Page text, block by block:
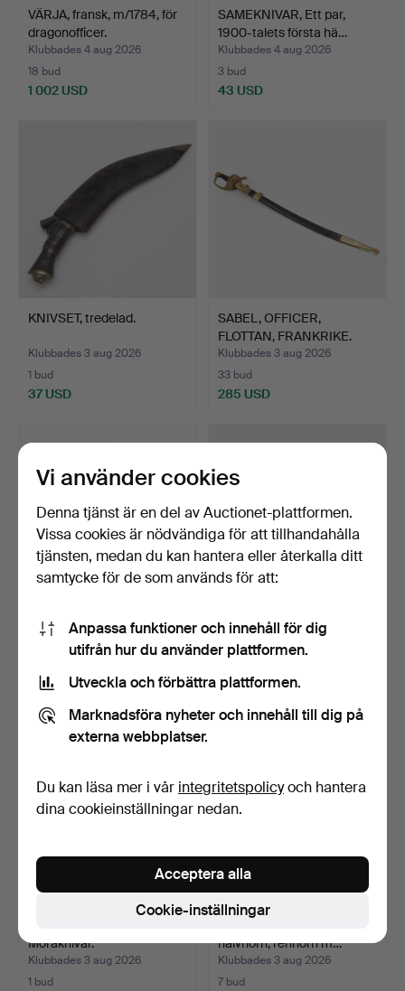
VÄRJA, fransk, m/1784, för
dragonofficer.
Klubbades 4 aug 2026
18 bud
1 002 USD
SAMEKNIVAR, Ett par,
1900-talets första hä…
Klubbades 4 aug 2026
3 bud
43 USD
KNIVSET, tredelad.
Klubbades 3 aug 2026
1 bud
37 USD
SABEL, OFFICER,
FLOTTAN, FRANKRIKE.
Klubbades 3 aug 2026
33 bud
285 USD
DOLK, Saudiarabien, med
silverbeslag.
Klubbades 3 aug 2026
28 bud
JOHAN SVENGREN,
SVENSK FASKINKNIV,
m/1848,…
Klubbades 3 aug 2026
17 bud
Moraknivar.
Klubbades 3 aug 2026
1 bud
halvhorn, renhorn m…
Klubbades 3 aug 2026
7 bud
Vi använder cookies
Denna tjänst är en del av Auctionet-plattformen.
Vissa cookies är nödvändiga för att tillhandahålla
tjänsten, medan du kan hantera eller återkalla ditt
samtycke för de som används för att:
Anpassa funktioner och innehåll för dig
utifrån hur du använder plattformen.
Utveckla och förbättra plattformen.
Marknadsföra nyheter och innehåll till dig på
externa webbplatser.
Du kan läsa mer i vår integritetspolicyoch hantera
dina cookieinställningar nedan.
Cookie-inställningar
Acceptera alla